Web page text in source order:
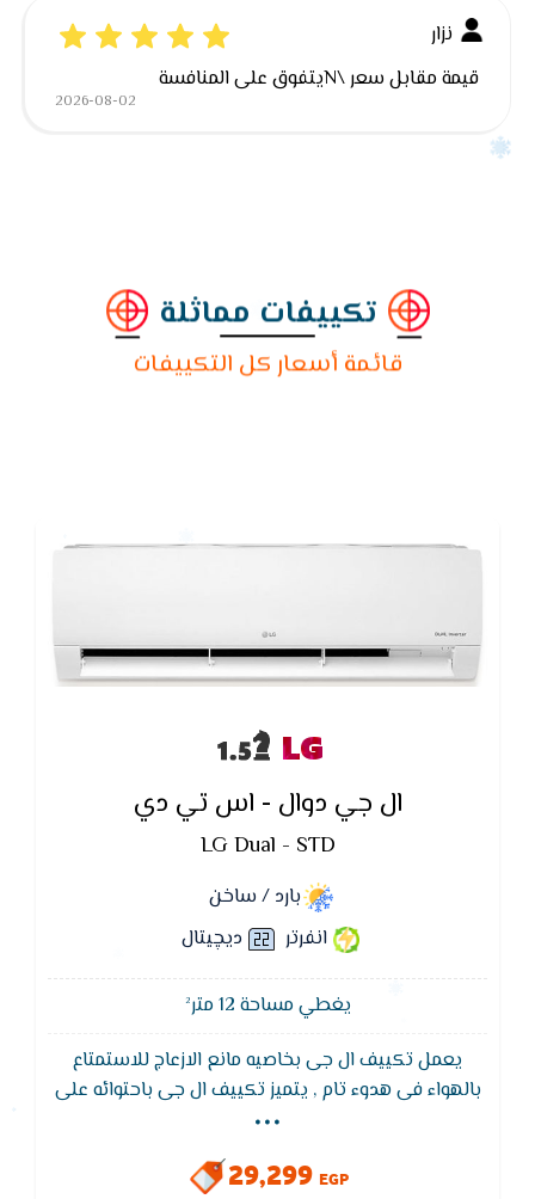
نزار
قيمة مقابل سعر \nيتفوق على المنافسة
2026-08-02
تكييفات مماثلة
قائمة أسعار كل التكييفات
LG
ال جي دوال - اس تي دي
LG Dual - STD
بارد / ساخن
انفرتر
ديچيتال
يغطي مساحة 12 متر²
يعمل تكييف ال جى بخاصيه مانع الازعاج للاستمتاع
بالهواء فى هدوء تام , يتميز تكييف ال جى باحتوائه على
خاصية الانفرتر التى تعمل على تقليل استهلاك الكهرباء
,يتميز بالكفاءة العاليه على تبريد المكان وتوزيعه فى
الغرفة
...
29,299 EGP